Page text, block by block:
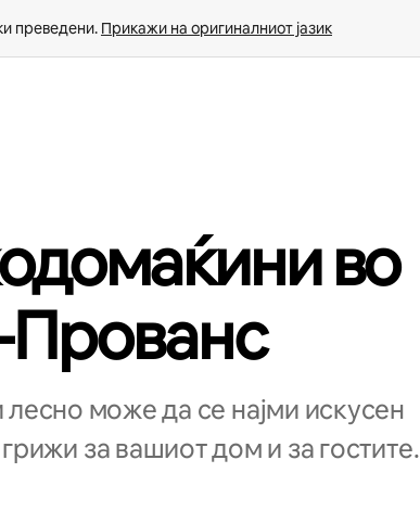
преведени. Прикажи на оригиналниот јазик
во
Прованс
може да се најми искусен
за вашиот дом и за гостите.